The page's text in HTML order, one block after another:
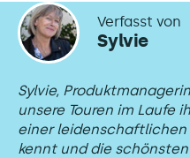
Verfasst von
Sylvie
Sylvie,
unsere Touren im Laufe
einer leidenschaftlichen
kennt und die